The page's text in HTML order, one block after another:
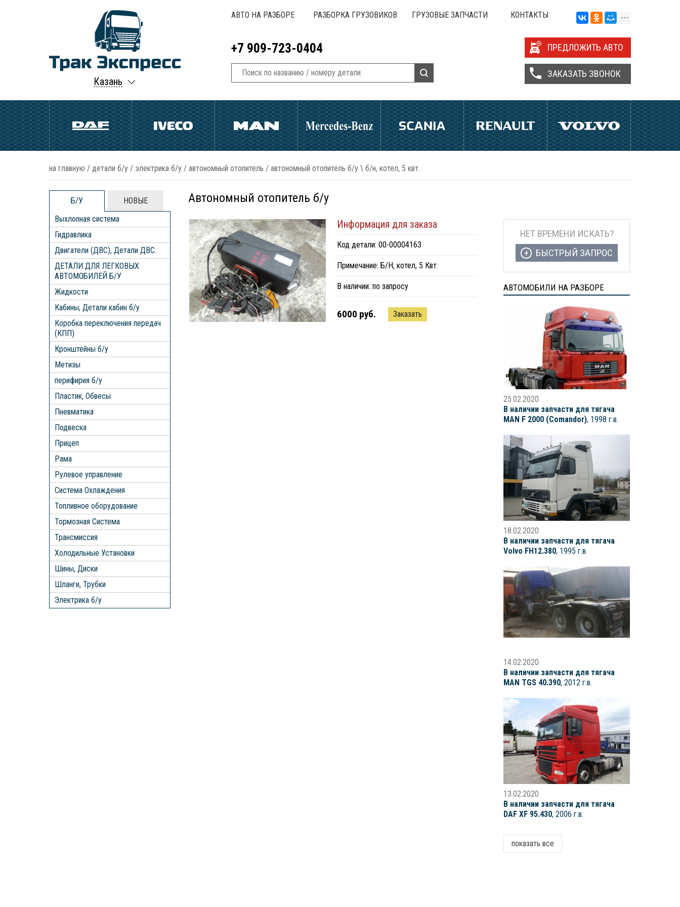
Казань
АВТО НА РАЗБОРЕ РАЗБОРКА ГРУЗОВИКОВ ГРУЗОВЫЕ ЗАПЧАСТИ КОНТАКТЫ
+7 909-723-0404 ПРЕДЛОЖИТЬ АВТО
ЗАКАЗАТЬ ЗВОНОК
на главную / детали б/у / электрика б/у / автономный отопитель / автономный отопитель б/у \ б/н, котел, 5 квт.
Б/У
НОВЫЕ
Выхлопная система
Гидравлика
Двигатели (ДВС), Детали ДВС.
ДЕТАЛИ ДЛЯ ЛЕГКОВЫХ
АВТОМОБИЛЕЙ Б/У
Жидкости
Кабины, Детали кабин б/у
Коробка переключения передач
(КПП)
Кронштейны б/у
Метизы
перифирия б/у
Пластик, Обвесы
Пневматика
Подвеска
Прицеп
Рама
Рулевое управление
Система Охлаждения
Топливное оборудование
Тормозная Система
Трансмиссия
Холодильные Установки
Шины, Диски
Шланги, Трубки
Электрика б/у
Автономный отопитель б/у
Информация для заказа
Код детали: 00-00004163
Примечание: Б/Н, котел, 5 Квт.
В наличии: по запросу
6000 руб. Заказать
НЕТ ВРЕМЕНИ ИСКАТЬ?
БЫСТРЫЙ ЗАПРОС
АВТОМОБИЛИ НА РАЗБОРЕ
25.02.2020
В наличии запчасти для тягача
MAN F 2000 (Comandor), 1998 г.в.
18.02.2020
В наличии запчасти для тягача
Volvo FH12.380, 1995 г.в.
14.02.2020
В наличии запчасти для тягача
MAN TGS 40.390, 2012 г.в.
13.02.2020
В наличии запчасти для тягача
DAF XF 95.430, 2006 г.в.
показать все